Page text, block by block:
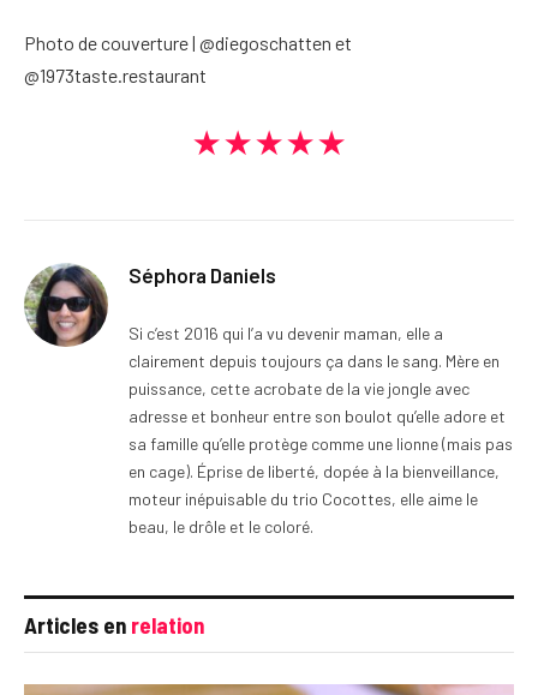
Photo de couverture | @diegoschatten et
@1973taste.restaurant
★★★★★
Séphora Daniels
Si c’est 2016 qui l’a vu devenir maman, elle a
clairement depuis toujours ça dans le sang. Mère en
puissance, cette acrobate de la vie jongle avec
adresse et bonheur entre son boulot qu’elle adore et
sa famille qu’elle protège comme une lionne (mais pas
en cage). Éprise de liberté, dopée à la bienveillance,
moteur inépuisable du trio Cocottes, elle aime le
beau, le drôle et le coloré.
Articles en relation